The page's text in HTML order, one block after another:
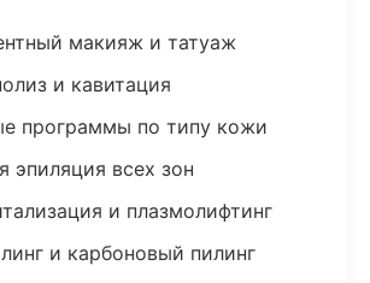
макияж и татуаж
и кавитация
программы по типу кожи
эпиляция всех зон
и плазмолифтинг
и карбоновый пилинг